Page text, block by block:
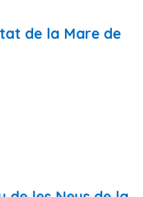
de la Mare de